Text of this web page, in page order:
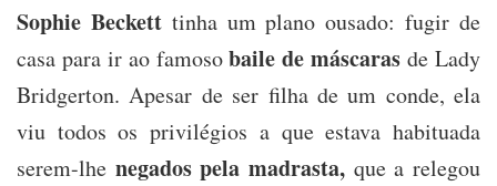
Sophie Beckett tinha um plano ousado: fugir de
casa para ir ao famosobaile de máscaras de Lady
Bridgerton. Apesar de ser filha de um conde, ela
viu todos os privilégios a que estava habituada
serem-lhe negados pela madrasta, que a relegou